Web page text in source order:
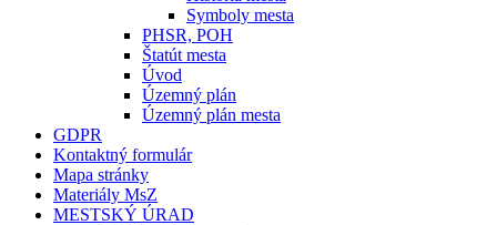
Symboly mesta
PHSR, POH
Štatút mesta
Úvod
Územný plán
Územný plán mesta
GDPR
Kontaktný formulár
Mapa stránky
Materiály MsZ
MESTSKÝ ÚRAD